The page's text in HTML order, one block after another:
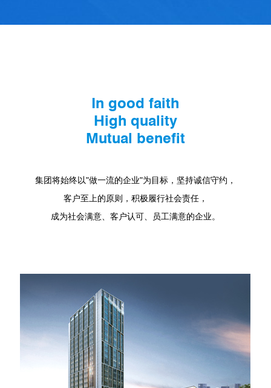
In good faith
High quality
Mutual benefit
集团将始终以"做一流的企业"为目标，坚持诚信守约，
客户至上的原则，积极履行社会责任，
成为社会满意、客户认可、员工满意的企业。